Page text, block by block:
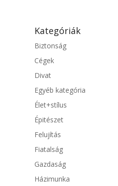
Kategóriák
Biztonság
Cégek
Divat
Egyéb kategória
Élet+stílus
Épitészet
Felujítás
Fiatalság
Gazdaság
Házimunka